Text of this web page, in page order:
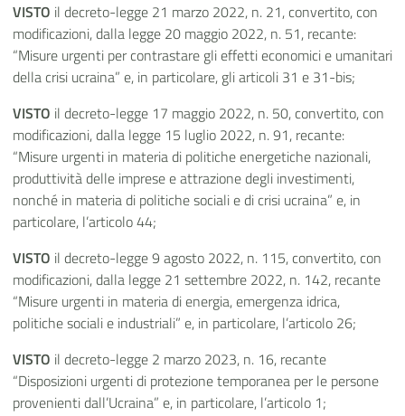
VISTO il decreto-legge 21 marzo 2022, n. 21, convertito, con
modificazioni, dalla legge 20 maggio 2022, n. 51, recante:
“Misure urgenti per contrastare gli effetti economici e umanitari
della crisi ucraina” e, in particolare, gli articoli 31 e 31-bis;
VISTO il decreto-legge 17 maggio 2022, n. 50, convertito, con
modificazioni, dalla legge 15 luglio 2022, n. 91, recante:
“Misure urgenti in materia di politiche energetiche nazionali,
produttività delle imprese e attrazione degli investimenti,
nonché in materia di politiche sociali e di crisi ucraina” e, in
particolare, l’articolo 44;
VISTO il decreto-legge 9 agosto 2022, n. 115, convertito, con
modificazioni, dalla legge 21 settembre 2022, n. 142, recante
“Misure urgenti in materia di energia, emergenza idrica,
politiche sociali e industriali” e, in particolare, l’articolo 26;
VISTO il decreto-legge 2 marzo 2023, n. 16, recante
“Disposizioni urgenti di protezione temporanea per le persone
provenienti dall’Ucraina” e, in particolare, l’articolo 1;